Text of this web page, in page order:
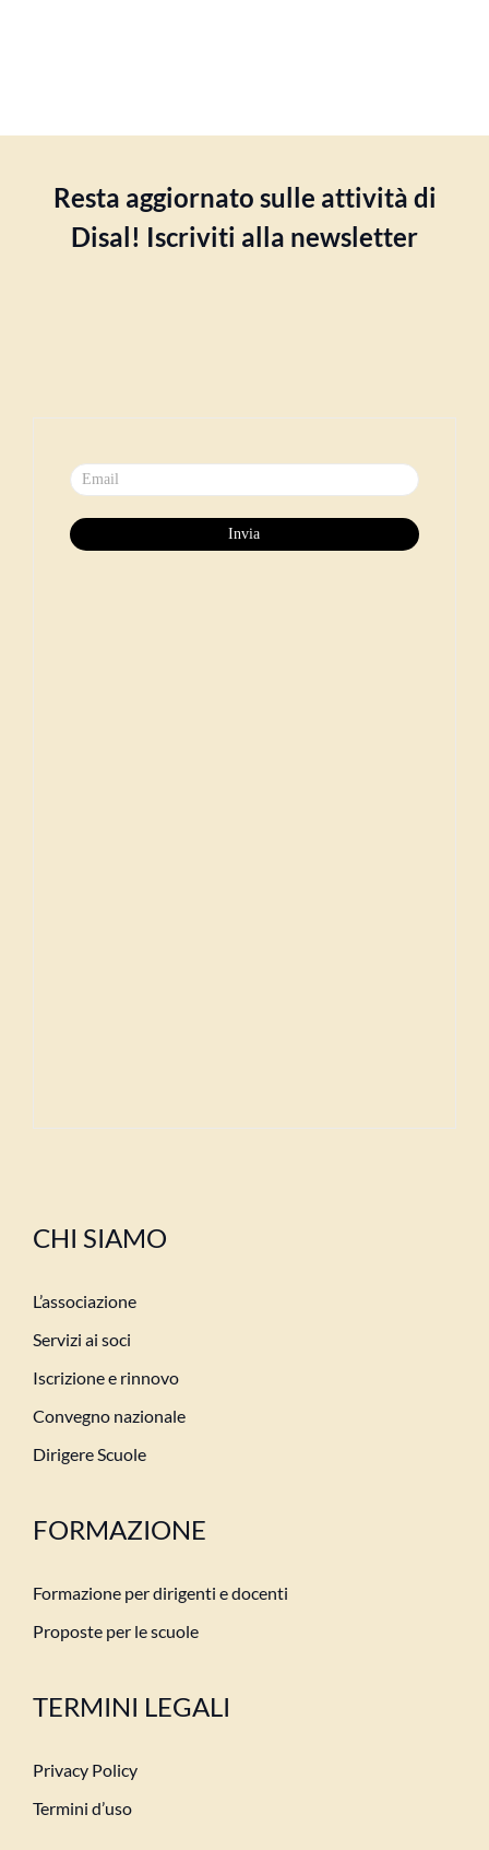
Resta aggiornato sulle attività di
Disal! Iscriviti alla newsletter
CHI SIAMO
L’associazione
Servizi ai soci
Iscrizione e rinnovo
Convegno nazionale
Dirigere Scuole
FORMAZIONE
Formazione per dirigenti e docenti
Proposte per le scuole
TERMINI LEGALI
Privacy Policy
Termini d’uso